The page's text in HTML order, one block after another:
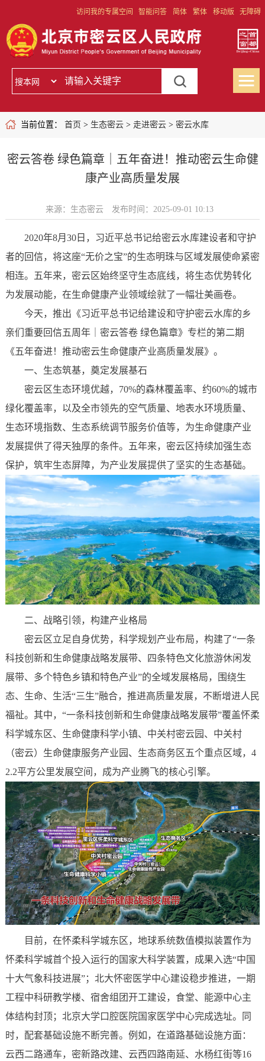
访问我的专属空间 智能问答 简体 繁体 移动版 无障碍
当前位置： 首页 > 生态密云> 走进密云> 密云水库
密云答卷 绿色篇章｜五年奋进！推动密云生命健
康产业高质量发展
来源：生态密云 发布时间：2025-09-01 10:13
2020年8月30日，习近平总书记给密云水库建设者和守护
者的回信，将这座“无价之宝”的生态明珠与区域发展使命紧密
相连。五年来，密云区始终坚守生态底线，将生态优势转化
为发展动能，在生命健康产业领域绘就了一幅壮美画卷。
今天，推出《习近平总书记给建设和守护密云水库的乡
亲们重要回信五周年｜密云答卷 绿色篇章》专栏的第二期
《五年奋进！推动密云生命健康产业高质量发展》。
一、 生态筑基，奠定发展基石‌
密云区生态环境优越，70%的森林覆盖率、约60%的城市
绿化覆盖率，以及全市领先的空气质量、地表水环境质量、
生态环境指数、生态系统调节服务价值等，为生命健康产业
发展提供了得天独厚的条件。五年来，密云区持续加强生态
保护，筑牢生态屏障，为产业发展提供了坚实的生态基础。
二、 战略引领，构建产业格局‌
密云区立足自身优势，科学规划产业布局，构建了“一条
科技创新和生命健康战略发展带、四条特色文化旅游休闲发
展带、多个特色乡镇和特色产业”的全域发展格局，围绕生
态、生命、生活“三生”融合，推进高质量发展，不断增进人民
福祉。其中，“一条科技创新和生命健康战略发展带”覆盖怀柔
科学城东区、生命健康科学小镇、中关村密云园、中关村
（密云）生命健康服务产业园、生态商务区五个重点区域，4
2.2平方公里发展空间，成为产业腾飞的核心引擎。
目前，在怀柔科学城东区，地球系统数值模拟装置作为
怀柔科学城首个投入运行的国家大科学装置，成果入选“中国
十大气象科技进展”；北大怀密医学中心建设稳步推进，一期
工程中科研教学楼、宿舍组团开工建设，食堂、能源中心主
体结构封顶；北京大学口腔医院国家医学中心完成选址。同
时，配套基础设施不断完善。例如，在道路基础设施方面：
云西二路通车，密新路改建、云西四路南延、水杨红街等16